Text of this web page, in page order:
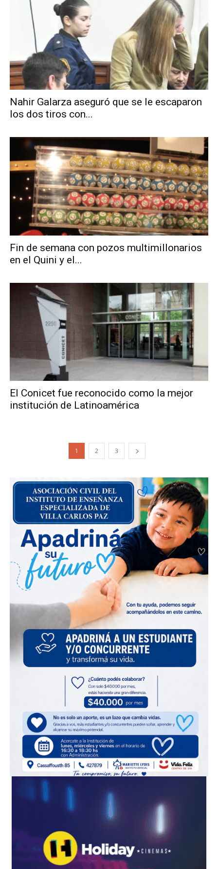
Nahir Galarza aseguró que se le escaparon
los dos tiros con...
Fin de semana con pozos multimillonarios
en el Quini y el...
El Conicet fue reconocido como la mejor
institución de Latinoamérica
1 2 3